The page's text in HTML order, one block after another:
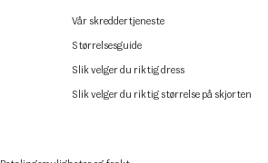
Vår skreddertjeneste
Størrelsesguide
Slik velger du riktig dress
Slik velger du riktig størrelse på skjorten